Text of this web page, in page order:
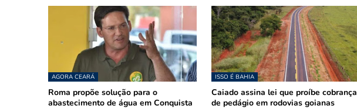
AGORA CEARÁ
Roma propõe solução para o
abastecimento de água em Conquista
ISSO É BAHIA
Caiado assina lei que proíbe cobrança
de pedágio em rodovias goianas